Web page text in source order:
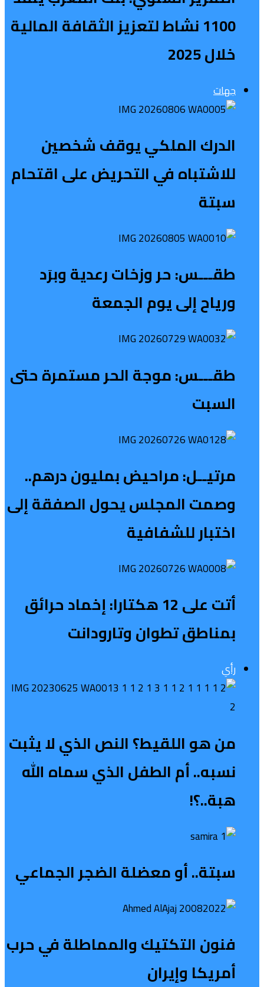
1100 نشاط لتعزيز الثقافة المالية
خلال 2025
جهات
الدرك الملكي يوقف شخصين
للاشتباه في التحريض على اقتحام
سبتة
طقـــس: حر وزخات رعدية وبرَد
ورياح إلى يوم الجمعة
طقـــس: موجة الحر مستمرة حتى
السبت
مرتيــل: مراحيض بمليون درهم..
وصمت المجلس يحول الصفقة إلى
اختبار للشفافية
أتت على 12 هكتارا: إخماد حرائق
بمناطق تطوان وتارودانت
رأي
من هو اللقيط؟ النص الذي لا يثبت
نسبه.. أم الطفل الذي سماه الله
هبة..؟!
سبتة.. أو معضلة الضجر الجماعي
فنون التكتيك والمماطلة في حرب
أمريكا وإيران